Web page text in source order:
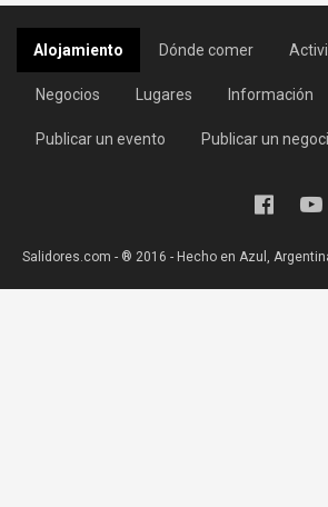
Alojamiento Dónde comer
Negocios Lugares Información
Publicar un evento Publicar un
Salidores.com - ® 2016 - Hecho en Azul,